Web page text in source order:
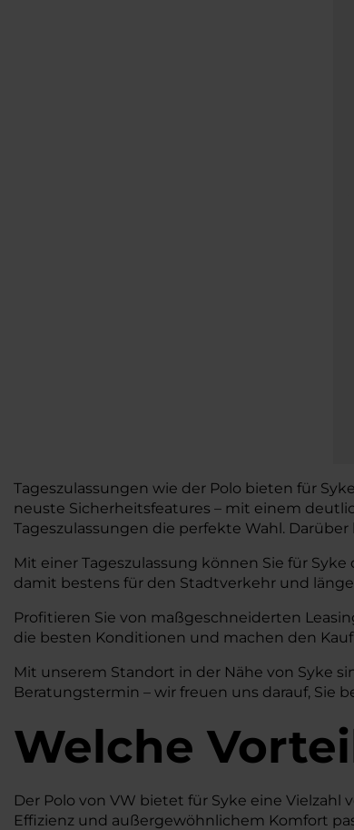
Tageszulassungen wie der Polo bieten für
neuste Sicherheitsfeatures – mit einem
Tageszulassungen die perfekte Wahl.
Mit einer Tageszulassung können Sie für
damit bestens für den Stadtverkehr und
Profitieren Sie von maßgeschneiderten
die besten Konditionen und machen den
Mit unserem Standort in der Nähe von Syke
Beratungstermin – wir freuen uns darauf, Sie
Welche
Der Polo von VW bietet für Syke eine
Effizienz und außergewöhnlichem Komfort